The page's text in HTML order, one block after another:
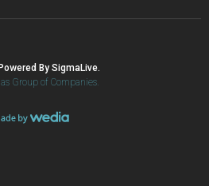
By SigmaLive.
Group of Companies.